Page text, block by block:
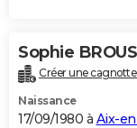
Sophie
Créer une
Naissance
17/09/1980 à Aix-